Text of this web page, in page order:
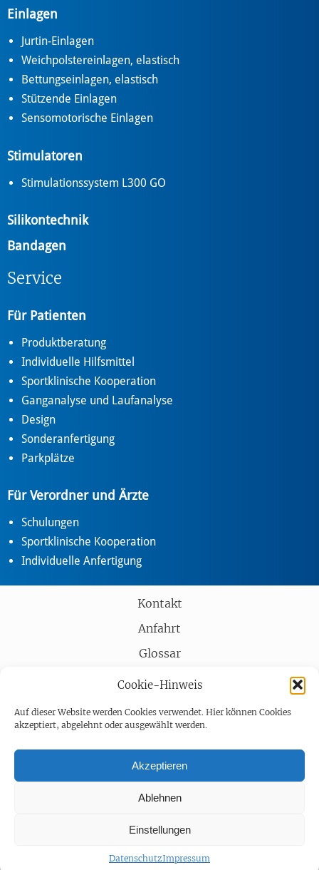
Cookie-Hinweis
Auf dieser Website werden Cookies verwendet. Hier können Cookies
akzeptiert, abgelehnt oder ausgewählt werden.
Akzeptieren
Ablehnen
Einstellungen
DatenschutzImpressum
Einlagen
Jurtin-Einlagen
Weichpolstereinlagen, elastisch
Bettungseinlagen, elastisch
Stützende Einlagen
Sensomotorische Einlagen
Stimulatoren
Stimulationssystem L300 GO
Silikontechnik
Bandagen
Service
Für Patienten
Produktberatung
Individuelle Hilfsmittel
Sportklinische Kooperation
Ganganalyse und Laufanalyse
Design
Sonderanfertigung
Parkplätze
Für Verordner und Ärzte
Schulungen
Sportklinische Kooperation
Individuelle Anfertigung
Kontakt
Anfahrt
Glossar
Partner
Impressum
Datenschutz
Barrierefreiheit